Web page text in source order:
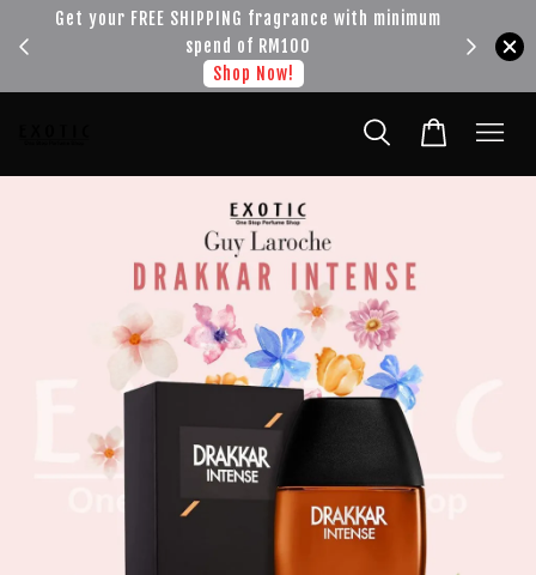
Get your FREE SHIPPING fragrance with minimum
spend of RM100
Shop Now!